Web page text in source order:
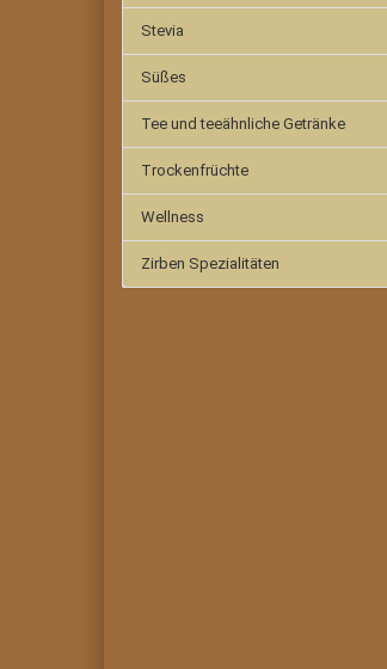
Stevia
Süßes
Tee und teeähnliche Getränke
Trockenfrüchte
Wellness
Zirben Spezialitäten